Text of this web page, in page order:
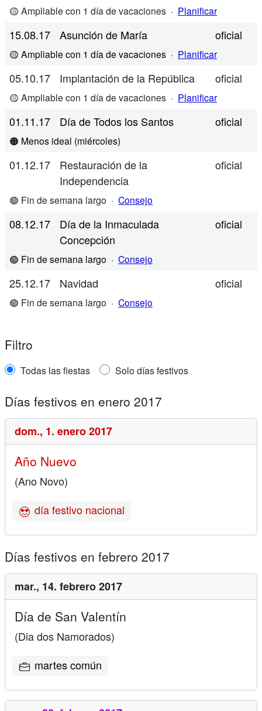
🟡 Ampliable con 1 día de vacaciones · Planificar
15.08.17 Asunción de María oficial
🟡 Ampliable con 1 día de vacaciones · Planificar
05.10.17 Implantación de la República oficial
🟡 Ampliable con 1 día de vacaciones · Planificar
01.11.17 Día de Todos los Santos oficial
🟠 Menos ideal (miércoles)
01.12.17
Restauración de la
Independencia
oficial
🟢 Fin de semana largo · Consejo
08.12.17
Día de la Inmaculada
Concepción
oficial
🟢 Fin de semana largo · Consejo
25.12.17 Navidad oficial
🟢 Fin de semana largo · Consejo
Filtro
Todas las fiestas Solo días festivos
Días festivos en enero 2017
dom., 1. enero 2017
Año Nuevo
(Ano Novo)
día festivo nacional
Días festivos en febrero 2017
mar., 14. febrero 2017
Día de San Valentín
(Dia dos Namorados)
martes común